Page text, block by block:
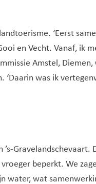
‘Eerst
en Vecht. Vanaf, ik
Amstel,
‘Daarin was ik
beperkt. We
wat